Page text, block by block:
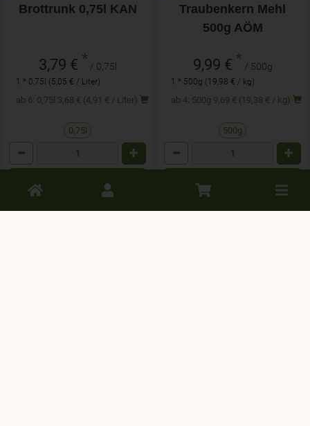
Brottrunk 0,75l KAN
3,79 € * / 0,75l
1 * 0,75l (5,05 € / Liter)
ab 6: 0,75l 3,68 € (4,91 € / Liter)
0,75l
Traubenkern Mehl
500g AÖM
9,99 € * / 500g
1 * 500g (19,98 € / kg)
ab 4: 500g 9,69 € (19,38 € / kg)
500g
Toggle
cart